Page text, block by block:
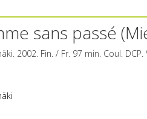
sans passé
2002. Fin. / Fr. 97 min. Coul. DCP.